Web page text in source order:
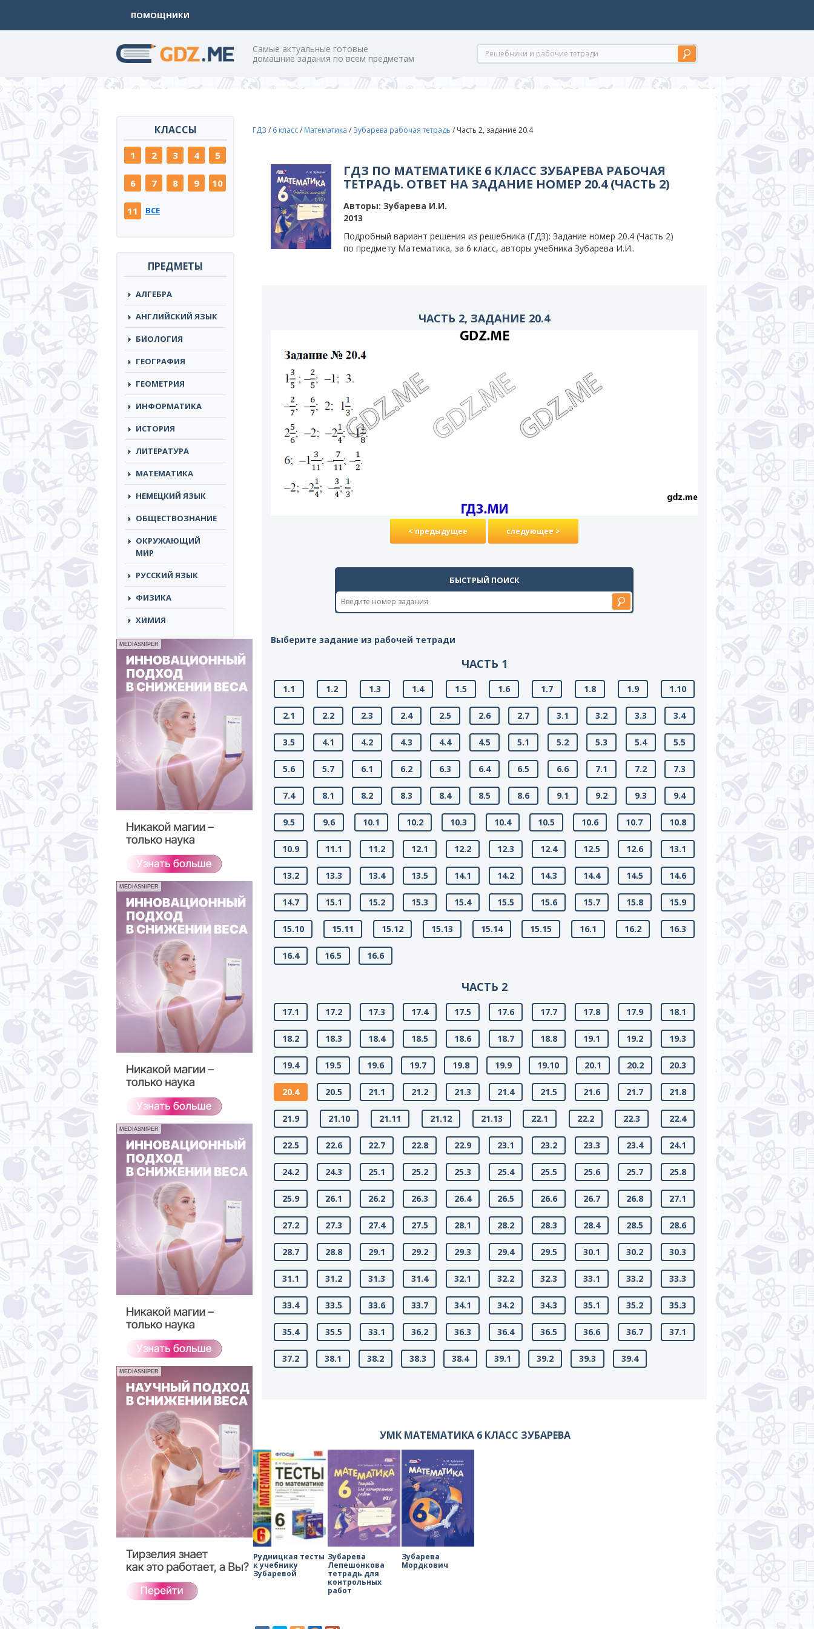
ПОМОЩНИКИ
Cамые актуальные готовые
домашние задания по всем предметам
КЛАССЫ
1 2 3 4 5
6 7 8 9 10
11 ВСЕ
ПРЕДМЕТЫ
АЛГЕБРА
АНГЛИЙСКИЙ ЯЗЫК
БИОЛОГИЯ
ГЕОГРАФИЯ
ГЕОМЕТРИЯ
ИНФОРМАТИКА
ИСТОРИЯ
ЛИТЕРАТУРА
МАТЕМАТИКА
НЕМЕЦКИЙ ЯЗЫК
ОБЩЕСТВОЗНАНИЕ
ОКРУЖАЮЩИЙ
МИР
РУССКИЙ ЯЗЫК
ФИЗИКА
ХИМИЯ
MEDIASNIPER
MEDIASNIPER
MEDIASNIPER
MEDIASNIPER
ГДЗ / 6 класс/ Математика / Зубарева рабочая тетрадь / Часть 2, задание 20.4
ГДЗ ПО МАТЕМАТИКЕ 6 КЛАСС ЗУБАРЕВА РАБОЧАЯ
ТЕТРАДЬ. ОТВЕТ НА ЗАДАНИЕ НОМЕР 20.4 (ЧАСТЬ 2)
Авторы: Зубарева И.И.
2013
Подробный вариант решения из решебника (ГДЗ): Задание номер 20.4 (Часть 2)
по предмету Математика, за 6 класс, авторы учебника Зубарева И.И..
ЧАСТЬ 2, ЗАДАНИЕ 20.4
< предыдущее следующее >
БЫСТРЫЙ ПОИСК
Выберите задание из рабочей тетради
ЧАСТЬ 1
1.1 1.2 1.3 1.4 1.5 1.6 1.7 1.8 1.9 1.10
2.1 2.2 2.3 2.4 2.5 2.6 2.7 3.1 3.2 3.3 3.4
3.5 4.1 4.2 4.3 4.4 4.5 5.1 5.2 5.3 5.4 5.5
5.6 5.7 6.1 6.2 6.3 6.4 6.5 6.6 7.1 7.2 7.3
7.4 8.1 8.2 8.3 8.4 8.5 8.6 9.1 9.2 9.3 9.4
9.5 9.6 10.1 10.2 10.3 10.4 10.5 10.6 10.7 10.8
10.9 11.1 11.2 12.1 12.2 12.3 12.4 12.5 12.6 13.1
13.2 13.3 13.4 13.5 14.1 14.2 14.3 14.4 14.5 14.6
14.7 15.1 15.2 15.3 15.4 15.5 15.6 15.7 15.8 15.9
15.10 15.11 15.12 15.13 15.14 15.15 16.1 16.2 16.3
16.4 16.5 16.6
ЧАСТЬ 2
17.1 17.2 17.3 17.4 17.5 17.6 17.7 17.8 17.9 18.1
18.2 18.3 18.4 18.5 18.6 18.7 18.8 19.1 19.2 19.3
19.4 19.5 19.6 19.7 19.8 19.9 19.10 20.1 20.2 20.3
20.4 20.5 21.1 21.2 21.3 21.4 21.5 21.6 21.7 21.8
21.9 21.10 21.11 21.12 21.13 22.1 22.2 22.3 22.4
22.5 22.6 22.7 22.8 22.9 23.1 23.2 23.3 23.4 24.1
24.2 24.3 25.1 25.2 25.3 25.4 25.5 25.6 25.7 25.8
25.9 26.1 26.2 26.3 26.4 26.5 26.6 26.7 26.8 27.1
27.2 27.3 27.4 27.5 28.1 28.2 28.3 28.4 28.5 28.6
28.7 28.8 29.1 29.2 29.3 29.4 29.5 30.1 30.2 30.3
31.1 31.2 31.3 31.4 32.1 32.2 32.3 33.1 33.2 33.3
33.4 33.5 33.6 33.7 34.1 34.2 34.3 35.1 35.2 35.3
35.4 35.5 33.1 36.2 36.3 36.4 36.5 36.6 36.7 37.1
37.2 38.1 38.2 38.3 38.4 39.1 39.2 39.3 39.4
УМК МАТЕМАТИКА 6 КЛАСС ЗУБАРЕВА
Рудницкая тесты
к учебнику
Зубаревой
Зубарева
Лепешонкова
тетрадь для
контрольных
работ
Зубарева
Мордкович